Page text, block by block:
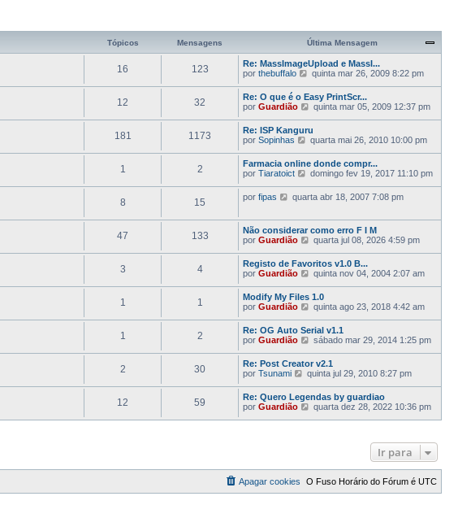
Tópicos Mensagens Última Mensagem
16 123
Re: MassImageUpload e MassI...
por thebuffalo
V
j
a
a
ú
l
t
m
a
M
e
n
a
g
e
quinta mar 26, 2009 8:22 pm
12 32
Re: O que é o Easy PrintScr...
por Guardião
V
a
a
ú
l
t
m
a
e
n
s
a
g
e
m
quinta mar 05, 2009 12:37 pm
181 1173
Re: ISP Kanguru
por Sopinhas
V
a
a
ú
l
m
a
M
e
n
s
a
g
e
quarta mai 26, 2010 10:00 pm
1 2
Farmacia online donde compr...
por Tiaratoict
V
a
ú
l
t
m
a
M
e
n
s
a
g
e
domingo fev 19, 2017 11:10 pm
8 15 por fipas
V
a
a
ú
l
t
i
a
M
e
n
s
a
g
e
m
quarta abr 18, 2007 7:08 pm
47 133
Não considerar como erro F I M
por Guardião
V
a
a
ú
m
a
M
e
n
s
a
g
e
m
quarta jul 08, 2026 4:59 pm
3 4
Registo de Favoritos v1.0 B...
por Guardião
V
a
a
ú
l
m
a
M
e
n
s
a
quinta nov 04, 2004 2:07 am
1 1
Modify My Files 1.0
por Guardião
V
a
a
ú
l
t
m
a
M
e
e
m
quinta ago 23, 2018 4:42 am
1 2
Re: OG Auto Serial v1.1
por Guardião
V
a
a
ú
l
a
g
sábado mar 29, 2014 1:25 pm
2 30
Re: Post Creator v2.1
por Tsunami
V
a
a
ú
a
M
quinta jul 29, 2010 8:27 pm
12 59
Re: Quero Legendas by guardiao
por Guardião
V
i
m
quarta dez 28, 2022 10:36 pm
Ir para
O Fuso Horário do Fórum é UTC
Apagar cookies